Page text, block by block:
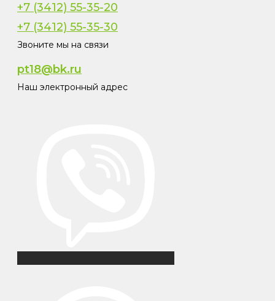
+7 (3412) 55-35-20
+7 (3412) 55-35-30
Звоните мы на связи
pt18@bk.ru
Наш электронный адрес